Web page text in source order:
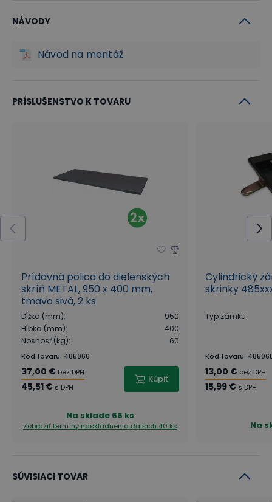
NÁVODY
Návod na montáž
PRÍSLUŠENSTVO K TOVARU
Prídavná polica do dielenských
skríň METAL, 950 x 400 mm,
tmavo sivá, 2 ks
Dĺžka (mm):
950
Hĺbka (mm):
400
Nosnosť (kg): 60
Kód tovaru: 485066
37,00 € bez DPH
45,51 € s DPH
Kúpiť
Na sklade 66 ks
Zobraziť termíny naskladnenia ďalších 40 ks
Cylindrický
skrinky
Typ zámku:
Kód tovaru:
13,00 € bez DPH
15,99 € s DPH
Na
SÚVISIACI TOVAR